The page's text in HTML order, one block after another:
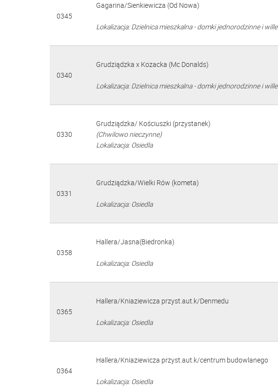
0345
Gagarina/Sienkiewicza (Od Nowa)
Lokalizacja: Dzielnica mieszkalna - domki jednorodzinne i wille
0340
Grudziądzka x Kozacka (Mc Donalds)
Lokalizacja: Dzielnica mieszkalna - domki jednorodzinne i wille
0330
Grudziądzka/ Kościuszki (przystanek)
(Chwilowo nieczynne)
Lokalizacja: Osiedla
0331
Grudziądzka/Wielki Rów (kometa)
Lokalizacja: Osiedla
0358
Hallera/Jasna(Biedronka)
Lokalizacja: Osiedla
0365
Hallera/Kniaziewicza przyst.aut.k/Denmedu
Lokalizacja: Osiedla
0364
Hallera/Kniaziewicza przyst.aut.k/centrum budowlanego
Lokalizacja: Osiedla